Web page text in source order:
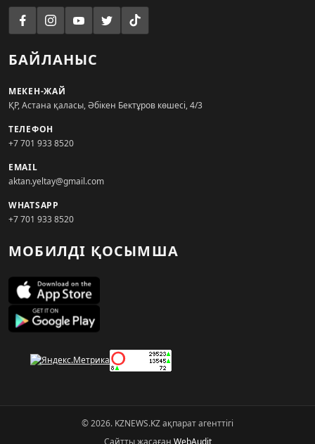
БАЙЛАНЫС
МЕКЕН-ЖАЙ
ҚР, Астана қаласы, Әбікен Бектұров көшесі, 4/3
ТЕЛЕФОН
+7 701 933 8520
EMAIL
aktan.yeltay@gmail.com
WHATSAPP
+7 701 933 8520
МОБИЛДІ ҚОСЫМША
© 2026. KZNEWS.KZ ақпарат агенттігі
Сайтты жасаған WebAudit